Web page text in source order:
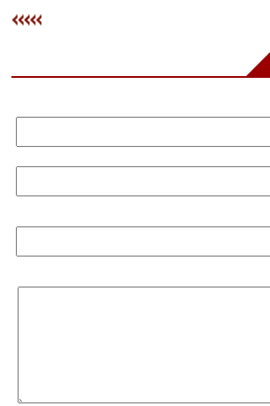
علوم
أبراج